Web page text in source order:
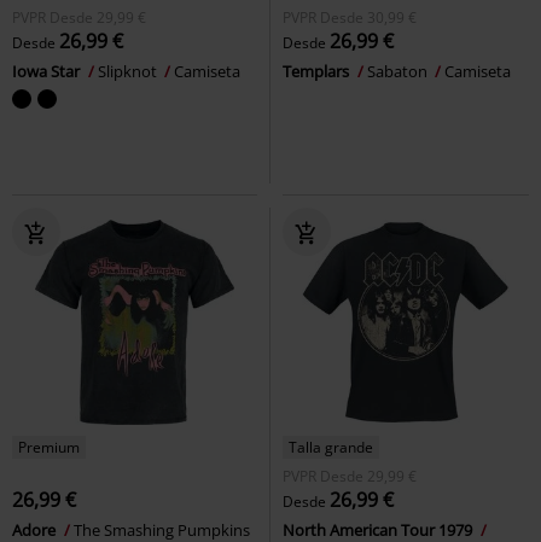
PVPR
Desde 29,99 €
Desde 26,99 €
Iowa Star Slipknot Camiseta
PVPR
Desde 30,99 €
Desde 26,99 €
Templars Sabaton Camiseta
Premium
26,99 €
Adore
The Smashing Pumpkins
Talla grande
PVPR
Desde 29,99 €
Desde 26,99 €
North American Tour 1979